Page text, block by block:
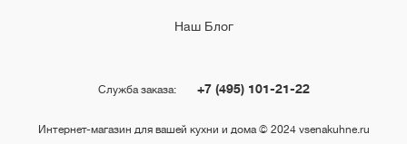
Наш Блог
Служба заказа: +7 (495) 101-21-22
Интернет-магазин для вашей кухни и дома © 2024 vsenakuhne.ru